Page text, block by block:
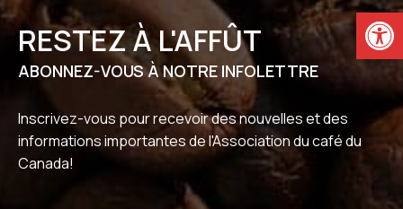
Ouvrir
RESTEZ À L'AFFÛT
ABONNEZ-VOUS À NOTRE INFOLETTRE
Inscrivez-vous pour recevoir des nouvelles et des
informations importantes de l'Association du café du
Canada!